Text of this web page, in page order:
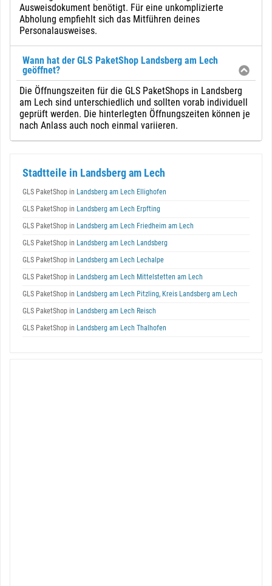
Ausweisdokument benötigt. Für eine unkomplizierte
Abholung empfiehlt sich das Mitführen deines
Personalausweises.
Wann hat der GLS PaketShop Landsberg am Lech
geöffnet?
Die Öffnungszeiten für die GLS PaketShops in Landsberg
am Lech sind unterschiedlich und sollten vorab individuell
geprüft werden. Die hinterlegten Öffnungszeiten können je
nach Anlass auch noch einmal variieren.
Stadtteile in Landsberg am Lech
GLS PaketShop in Landsberg am Lech Ellighofen
GLS PaketShop in Landsberg am Lech Erpfting
GLS PaketShop in Landsberg am Lech Friedheim am Lech
GLS PaketShop in Landsberg am Lech Landsberg
GLS PaketShop in Landsberg am Lech Lechalpe
GLS PaketShop in Landsberg am Lech Mittelstetten am Lech
GLS PaketShop in Landsberg am Lech Pitzling, Kreis Landsberg am Lech
GLS PaketShop in Landsberg am Lech Reisch
GLS PaketShop in Landsberg am Lech Thalhofen